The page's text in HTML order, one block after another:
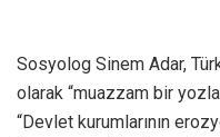
Sosyolog Sinem Adar,
olarak “muazzam bir
“Devlet kurumlarının